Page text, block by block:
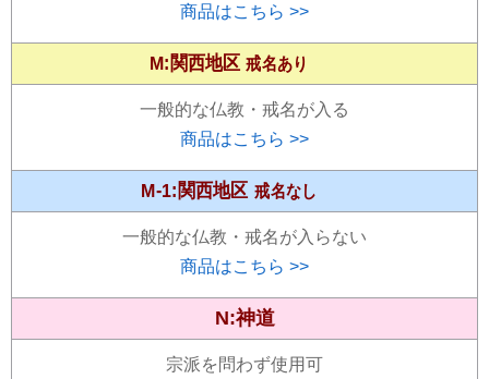
商品はこちら >>
M:関西地区 戒名あり
一般的な仏教・戒名が入る
商品はこちら >>
M-1:関西地区 戒名なし
一般的な仏教・戒名が入らない
商品はこちら >>
N:神道
宗派を問わず使用可